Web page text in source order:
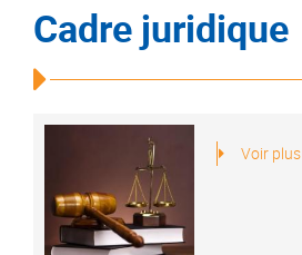
Cadre juridique
Voir plus